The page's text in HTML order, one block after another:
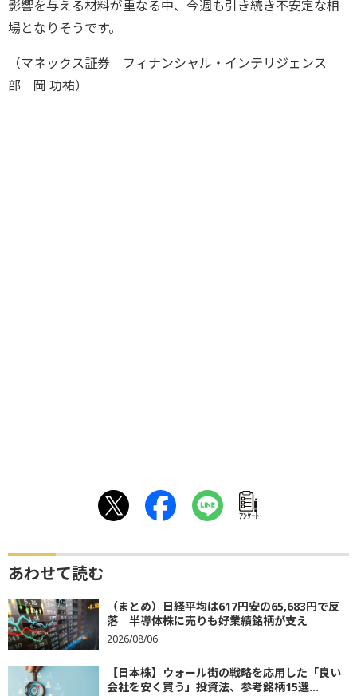
影響を与える材料が重なる中、今週も引き続き不安定な相
場となりそうです。
（マネックス証券 フィナンシャル・インテリジェンス
部 岡 功祐）
ｱﾝｹｰﾄ
あわせて読む
（まとめ）日経平均は617円安の65,683円で反
落 半導体株に売りも好業績銘柄が支え
2026/08/06
【日本株】ウォール街の戦略を応用した「良い
会社を安く買う」投資法、参考銘柄15選...